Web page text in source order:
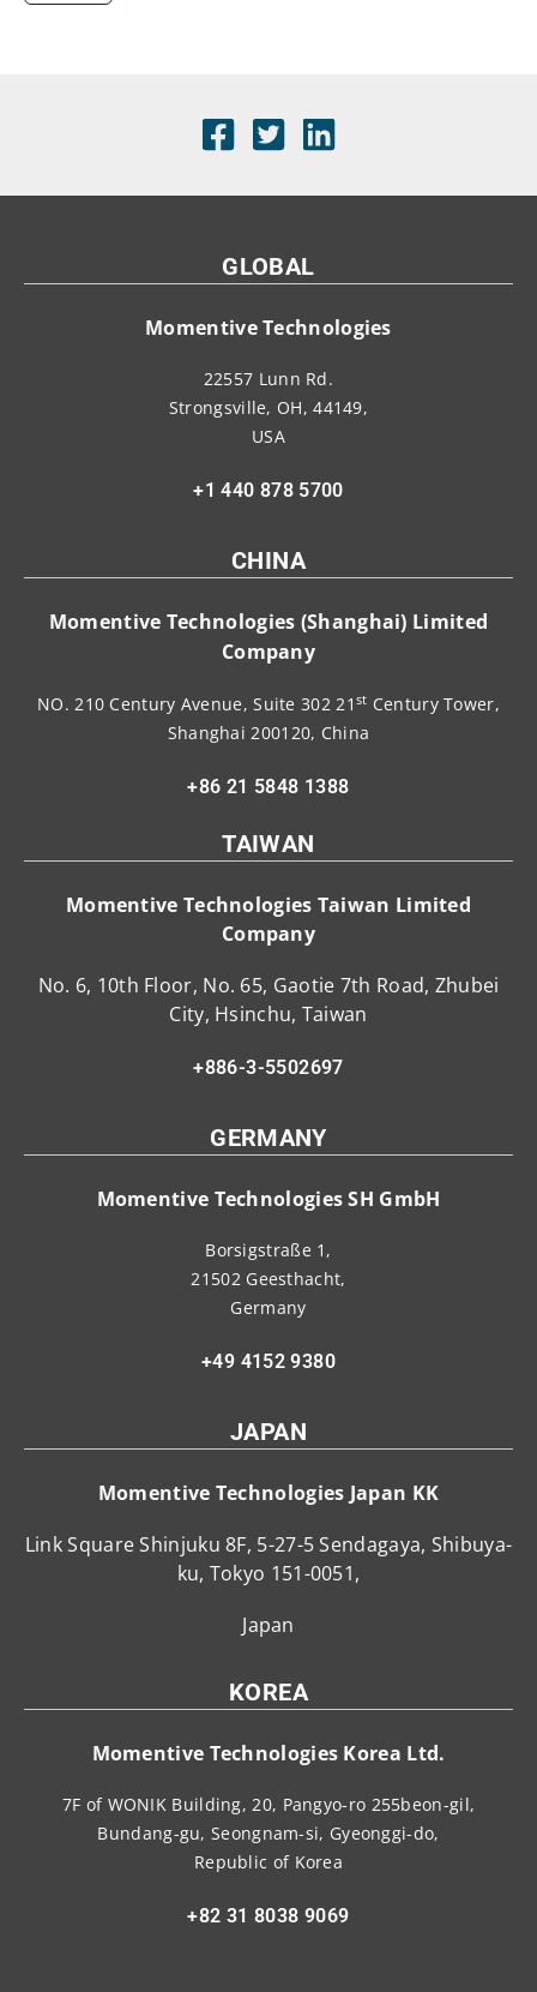
GLOBAL
Momentive Technologies
22557 Lunn Rd.
Strongsville, OH, 44149,
USA
+1 440 878 5700
CHINA
Momentive Technologies (Shanghai) Limited
Company
NO. 210 Century Avenue, Suite 302 21 st Century Tower,
Shanghai 200120, China
+86 21 5848 1388
TAIWAN
Momentive Technologies Taiwan Limited
Company
No. 6, 10th Floor, No. 65, Gaotie 7th Road, Zhubei
City, Hsinchu, Taiwan
+886-3-5502697
GERMANY
Momentive Technologies SH GmbH
Borsigstraße 1,
21502 Geesthacht,
Germany
+49 4152 9380
JAPAN
Momentive Technologies Japan KK
Link Square Shinjuku 8F, 5-27-5 Sendagaya, Shibuya-
ku, Tokyo 151-0051,
Japan
KOREA
Momentive Technologies Korea Ltd.
7F of WONIK Building, 20, Pangyo-ro 255beon-gil,
Bundang-gu, Seongnam-si, Gyeonggi-do,
Republic of Korea
+82 31 8038 9069